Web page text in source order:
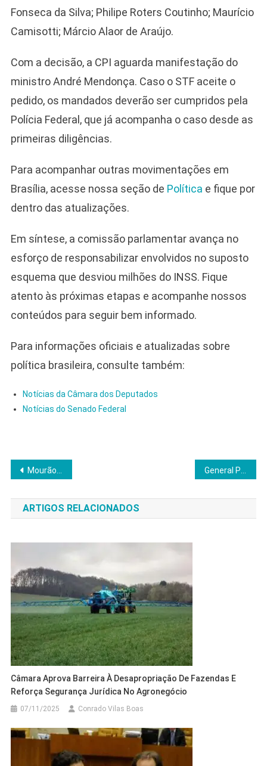
Fonseca da Silva; Philipe Roters Coutinho; Maurício
Camisotti; Márcio Alaor de Araújo.
Com a decisão, a CPI aguarda manifestação do
ministro André Mendonça. Caso o STF aceite o
pedido, os mandados deverão ser cumpridos pela
Polícia Federal, que já acompanha o caso desde as
primeiras diligências.
Para acompanhar outras movimentações em
Brasília, acesse nossa seção de Política e fique por
dentro das atualizações.
Em síntese, a comissão parlamentar avança no
esforço de responsabilizar envolvidos no suposto
esquema que desviou milhões do INSS. Fique
atento às próximas etapas e acompanhe nossos
conteúdos para seguir bem informado.
Para informações oficiais e atualizadas sobre
política brasileira, consulte também:
Notícias da Câmara dos Deputados
Notícias do Senado Federal
Navegação
de
Post
Mourão classifica julgamento de Bolsonaro no STF como “vingança política” e alerta para risco institucional
ARTIGOS RELACIONADOS
Câmara Aprova Barreira À Desapropriação De Fazendas E
Reforça Segurança Jurídica No Agronegócio
07/11/2025 Conrado Vilas Boas